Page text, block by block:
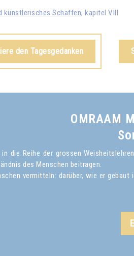
künstlerisches Schaffen, kapitel VIII
den Tagesgedanken
OMRAAM
die Reihe der grossen
des Menschen beitragen.
vermitteln: darüber, wie er